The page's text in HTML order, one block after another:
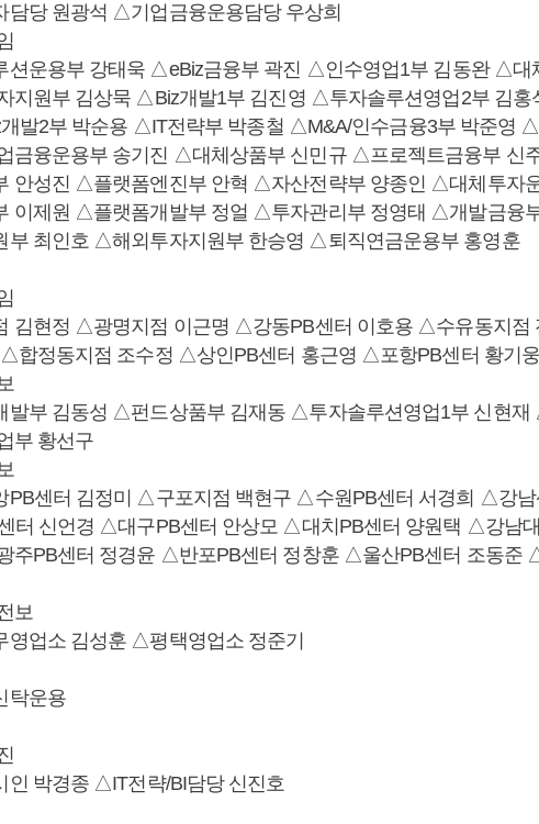
당 원광석 △기업금융운용담당 우상희
션운용부 강태욱 △eBiz금융부 곽진 △인수영업1부 김동완 △대
지원부 김상묵 △Biz개발1부 김진영 △투자솔루션영업2부 김
발2부 박순용 △IT전략부 박종철 △M&A/인수금융3부 박준영 △
금융운용부 송기진 △대체상품부 신민규 △프로젝트금융부 신
안성진 △플랫폼엔진부 안혁 △자산전략부 양종인 △대체투자
이제원 △플랫폼개발부 정얼 △투자관리부 정영태 △개발금융
부 최인호 △해외투자지원부 한승영 △퇴직연금운용부 홍영훈
김현정 △광명지점 이근명 △강동PB센터 이호용 △수유동지점
합정동지점 조수정 △상인PB센터 홍근영 △포항PB센터 황기웅
발부 김동성 △펀드상품부 김재동 △투자솔루션영업1부 신현재
부 황선구
PB센터 김정미 △구포지점 백현구 △수원PB센터 서경희 △강
터 신언경 △대구PB센터 안상모 △대치PB센터 양원택 △강남
주PB센터 정경윤 △반포PB센터 정창훈 △울산PB센터 조동준
보
업소 김성훈 △평택영업소 정준기
탁운용
박경종 △IT전략/BI담당 신진호